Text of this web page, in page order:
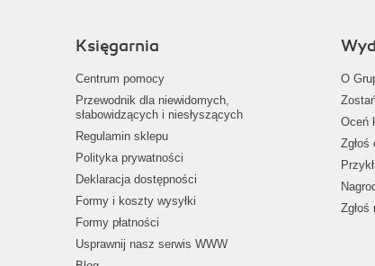
Księgarnia
Centrum pomocy
Przewodnik dla niewidomych,
słabowidzących i niesłyszących
Regulamin sklepu
Polityka prywatności
Deklaracja dostępności
Formy i koszty wysyłki
Formy płatności
Usprawnij nasz serwis WWW
O
Oceń
Zgłoś